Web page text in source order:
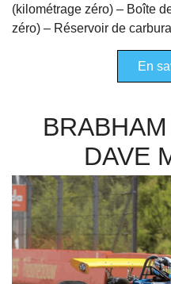
(kilométrage zéro) – Boîte
zéro) – Réservoir de
En
DAVE